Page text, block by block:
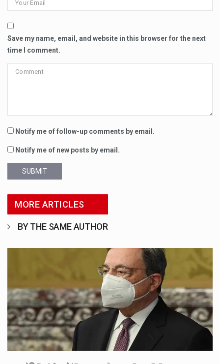
Save my name, email, and website in this browser for the next
time I comment.
Notify me of follow-up comments by email.
Notify me of new posts by email.
SUBMIT
MORE ARTICLES
BY THE SAME AUTHOR